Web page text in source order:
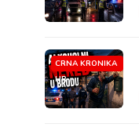
CRNA KRONIKA
HR